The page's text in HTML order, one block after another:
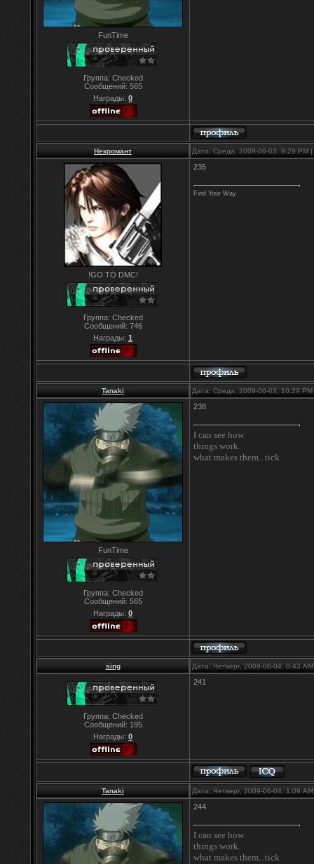
FunTime
Группа: Checked
Сообщений: 565
Награды: 0
Некромант Дата: Среда, 2009-06-03, 9:29
!GO TO DMC!
Группа: Checked
Сообщений: 746
Награды: 1
235
Find Your Way
Tanaki Дата: Среда, 2009-06-03, 10:29
FunTime
Группа: Checked
Сообщений: 565
Награды: 0
238
I can see how
things work.
what makes them...tick
sing Дата: Четверг, 2009-06-04, 0:43
Группа: Checked
Сообщений: 195
Награды: 0
241
Tanaki Дата: Четверг, 2009-06-04, 1:09
244
I can see how
things work.
what makes them...tick